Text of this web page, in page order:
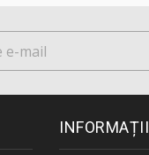
INFORMAȚII